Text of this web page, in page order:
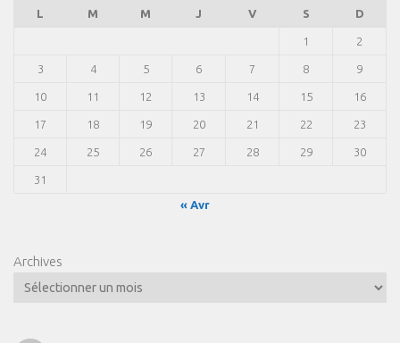
L M M J V S D
1 2
3 4 5 6 7 8 9
10 11 12 13 14 15 16
17 18 19 20 21 22 23
24 25 26 27 28 29 30
31
« Avr
Archives